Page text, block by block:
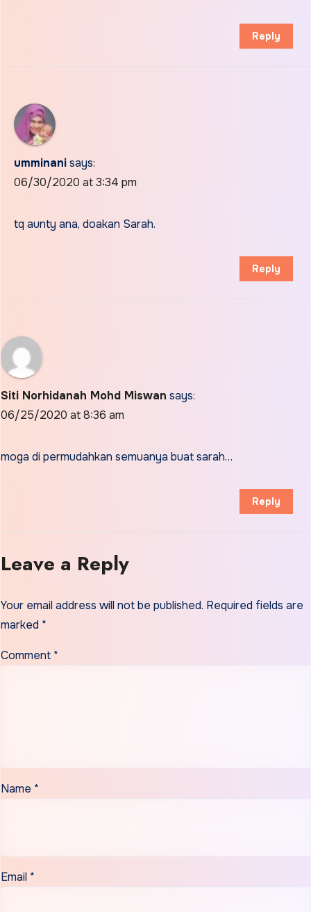
Reply
umminanisays:
06/30/2020 at 3:34 pm
tq aunty ana, doakan Sarah.
Reply
Siti Norhidanah Mohd Miswan says:
06/25/2020 at 8:36 am
moga di permudahkan semuanya buat sarah…
Reply
Leave a Reply
Your email address will not be published. Required fields are
marked *
Comment *
Name *
Email *